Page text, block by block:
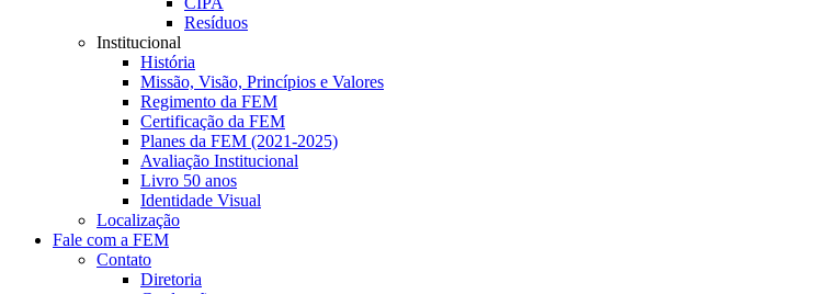
Resíduos
Institucional
História
Missão, Visão, Princípios e Valores
Regimento da FEM
Certificação da FEM
Planes da FEM (2021-2025)
Avaliação Institucional
Livro 50 anos
Identidade Visual
Localização
Fale com a FEM
Contato
Diretoria